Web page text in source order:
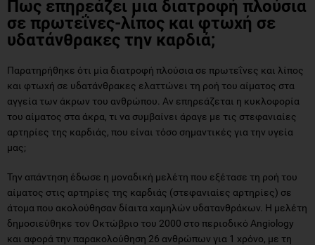
Πως επηρεάζει μια διατροφή πλούσια
σε πρωτεΐνες-λίπος και φτωχή σε
υδατάνθρακες την καρδιά;
Παρατηρήθηκε ότι μία διατροφή πλούσια σε πρωτεΐνες και λίπος
και φτωχή σε υδατάνθρακες ελαττώνει τη ροή του αίματος στα
αγγεία των άκρων του ανθρώπου. Αν επηρεάζεται η κυκλοφορία
του αίματος στα άκρα, τι να συμβαίνει άραγε με τις στεφανιαίες
αρτηρίες της καρδιάς, που είναι τόσο σημαντικές για την υγεία
μας;
Την απάντηση έδωσε η μοναδική μελέτη που εξέτασε τη ροή του
αίματος στις αρτηρίες της καρδιάς (στεφανιαίες αρτηρίες) σε
άτομα που ακολούθησαν δίαιτα χαμηλών υδατανθράκων. Η μελέτη
δημοσιεύθηκε τον Οκτώβριο του 2000 στο περιοδικό Angiology
και αφορά την παρακολούθηση 26 ανθρώπων για 1 χρόνο, με τη